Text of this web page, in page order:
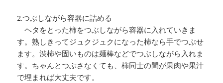
2.つぶしながら容器に詰める
ヘタをとった柿をつぶしながら容器に入れていきま
す。熟しきってジュクジュクになった柿なら手でつぶせ
ます。渋柿や固いものは麺棒などでつぶしながら入れま
す。ちゃんとつぶさなくても、柿同士の間が果肉や果汁
で埋まれば大丈夫です。